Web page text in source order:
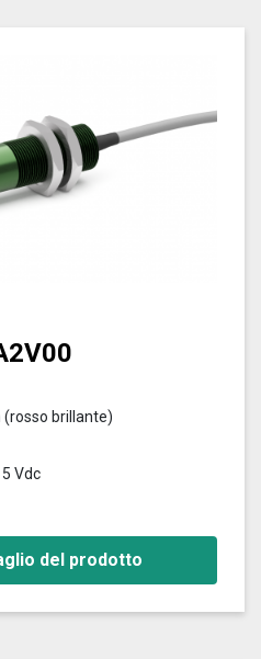
(rosso brillante)
Vdc
del prodotto